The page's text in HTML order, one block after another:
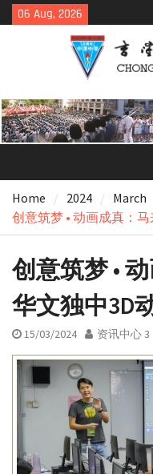
Skip
to
06 Aug, 2026
Home 2024 March
创意筑梦 • 动画成真：
创意筑梦 •
华文独中3D
15/03/2024 资讯中心 3